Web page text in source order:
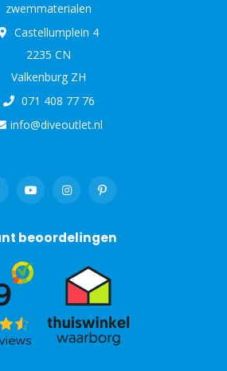
zwemmaterialen
Castellumplein 4
2235 CN
Valkenburg ZH
071 408 77 76
info@diveoutlet.nl
beoordelingen